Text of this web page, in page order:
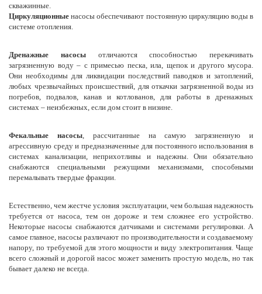
скважинные.
Циркуляционные насосы обеспечивают постоянную циркуляцию воды в
системе отопления.
Дренажные насосыотличаются способностью перекачивать
загрязненную воду – с примесью песка, ила, щепок и другого мусора.
Они необходимы для ликвидации последствий паводков и затоплений,
любых чрезвычайных происшествий, для откачки загрязненной воды из
погребов, подвалов, канав и котлованов, для работы в дренажных
системах – неизбежных, если дом стоит в низине.
Фекальные насосы, рассчитанные на самую загрязненную и
агрессивную среду и предназначенные для постоянного использования в
системах канализации, неприхотливы и надежны. Они обязательно
снабжаются специальными режущими механизмами, способными
перемалывать твердые фракции.
Естественно, чем жестче условия эксплуатации, чем большая надежность
требуется от насоса, тем он дороже и тем сложнее его устройство.
Некоторые насосы снабжаются датчиками и системами регулировки. А
самое главное, насосы различают по производительности и создаваемому
напору, по требуемой для этого мощности и виду электропитания. Чаще
всего сложный и дорогой насос может заменить простую модель, но так
бывает далеко не всегда.